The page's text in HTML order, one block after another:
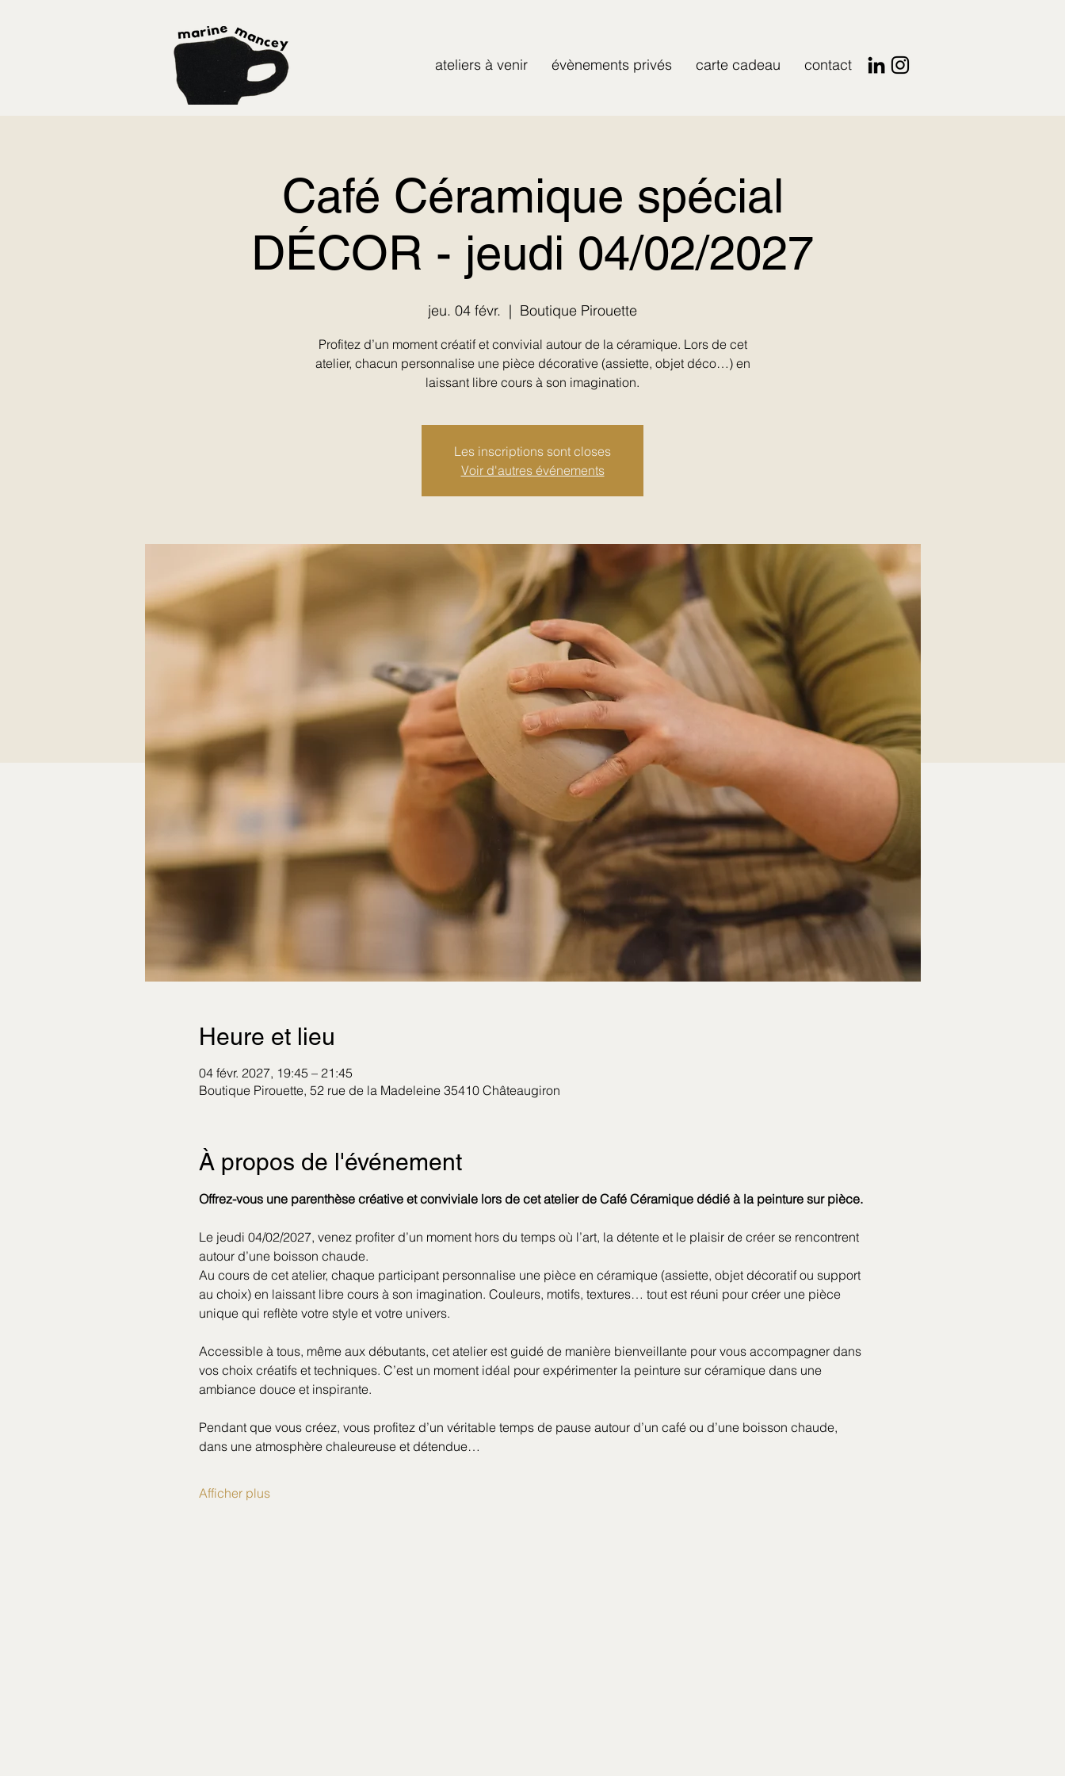
ateliers à venir évènements privés carte cadeau contact
Café Céramique spécial
DÉCOR - jeudi 04/02/2027
jeu. 04 févr.
  |
Boutique Pirouette
Profitez d’un moment créatif et convivial autour de la céramique. Lors de cet
atelier, chacun personnalise une pièce décorative (assiette, objet déco…) en
laissant libre cours à son imagination.
Les inscriptions sont closes
Voir d'autres événements
Heure et lieu
04 févr. 2027, 19:45 – 21:45
Boutique Pirouette, 52 rue de la Madeleine 35410 Châteaugiron
À propos de l'événement
Offrez-vous une parenthèse créative et conviviale lors de cet atelier de Café Céramique dédié à la peinture sur pièce.
Le jeudi 04/02/2027, venez profiter d’un moment hors du temps où l’art, la détente et le plaisir de créer se rencontrent
autour d’une boisson chaude.
Au cours de cet atelier, chaque participant personnalise une pièce en céramique (assiette, objet décoratif ou support
au choix) en laissant libre cours à son imagination. Couleurs, motifs, textures… tout est réuni pour créer une pièce
unique qui reflète votre style et votre univers.
Accessible à tous, même aux débutants, cet atelier est guidé de manière bienveillante pour vous accompagner dans
vos choix créatifs et techniques. C’est un moment idéal pour expérimenter la peinture sur céramique dans une
ambiance douce et inspirante.
Pendant que vous créez, vous profitez d’un véritable temps de pause autour d’un café ou d’une boisson chaude,
dans une atmosphère chaleureuse et détendue…
Afficher plus